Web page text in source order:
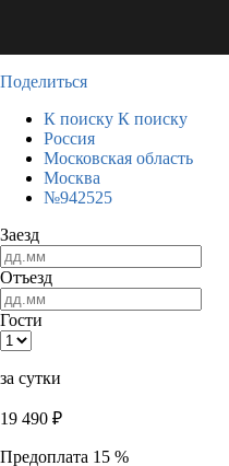
Поделиться
К поиску К поиску
Россия
Московская область
Москва
№942525
Заезд
Отъезд
Гости
за сутки
19 490 ₽
Предоплата 15 %